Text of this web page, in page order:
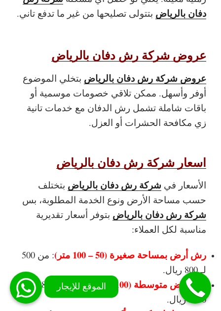
دفان بالرياض بتتولى تصليحها من غير ما تدفع تاني.
عروض شركة رش دفان بالرياض
عروض شركة رش دفان بالرياض بتخلي الموضوع
أوفر وأسهل. ممكن تلاقي خصومات موسمية أو
باقات شاملة تشمل رش الدفان مع خدمات تانية
زي مكافحة الحشرات أو العزل.
اسعار شركة رش دفان بالرياض
الأسعار في شركة رش دفان بالرياض بتختلف
حسب مساحة الأرض ونوع الخدمة المطلوبة، بس
شركة رش دفان بالرياض بتوفر أسعار تقديرية
مناسبة لكل العملاء:
رش أرض بمساحة صغيرة (50 – 100 متر)
: من 500
لـ 800 ريال.
رش أرض متوسطة (100 – 200 متر)
: من 800 لـ
1500 ريال.